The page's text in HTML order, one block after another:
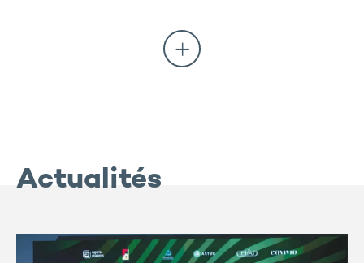
Actualités